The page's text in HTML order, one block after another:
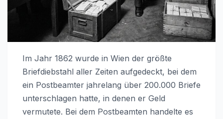
Im Jahr 1862 wurde in Wien der größte
Briefdiebstahl aller Zeiten aufgedeckt, bei dem
ein Postbeamter jahrelang über 200.000 Briefe
unterschlagen hatte, in denen er Geld
vermutete. Bei dem Postbeamten handelte es